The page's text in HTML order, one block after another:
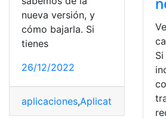
nueva versión, y
cómo bajarla. Si
tienes
26/12/2022
aplicaciones,Aplicativos ,